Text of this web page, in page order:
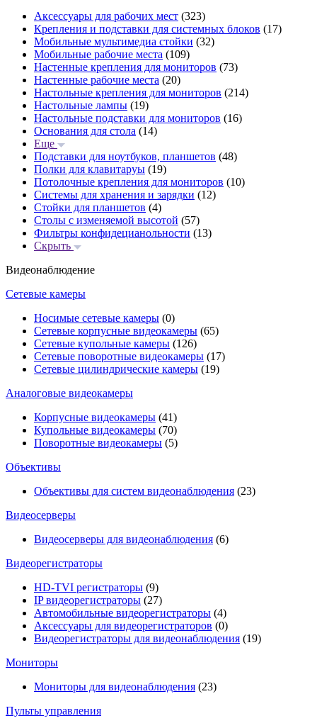
Аксессуары для рабочих мест (323)
Крепления и подставки для системных блоков (17)
Мобильные мультимедиа стойки (32)
Мобильные рабочие места (109)
Настенные крепления для мониторов (73)
Настенные рабочие места (20)
Настольные крепления для мониторов (214)
Настольные лампы (19)
Настольные подставки для мониторов (16)
Основания для стола (14)
Еще
Подставки для ноутбуков, планшетов (48)
Полки для клавитаруы (19)
Потолочные крепления для мониторов (10)
Системы для хранения и зарядки (12)
Стойки для планшетов (4)
Столы с изменяемой высотой (57)
Фильтры конфидецианольности (13)
Скрыть
Видеонаблюдение
Сетевые камеры
Носимые сетевые камеры (0)
Сетевые корпусные видеокамеры (65)
Сетевые купольные камеры (126)
Сетевые поворотные видеокамеры (17)
Сетевые цилиндрические камеры (19)
Аналоговые видеокамеры
Корпусные видеокамеры (41)
Купольные видеокамеры (70)
Поворотные видеокамеры (5)
Объективы
Объективы для систем видеонаблюдения (23)
Видеосерверы
Видеосерверы для видеонаблюдения (6)
Видеорегистраторы
HD-TVI регистраторы (9)
IP видеорегистраторы (27)
Автомобильные видеорегистраторы (4)
Аксессуары для видеорегистраторов (0)
Видеорегистраторы для видеонаблюдения (19)
Мониторы
Мониторы для видеонаблюдения (23)
Пульты управления